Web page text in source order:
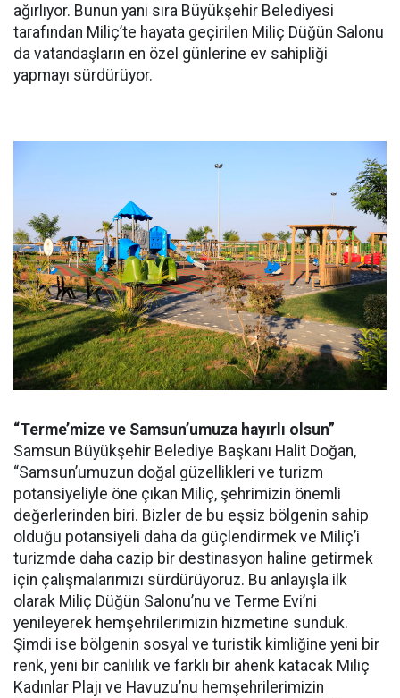
ağırlıyor. Bunun yanı sıra Büyükşehir Belediyesi
tarafından Miliç’te hayata geçirilen Miliç Düğün Salonu
da vatandaşların en özel günlerine ev sahipliği
yapmayı sürdürüyor.
“Terme’mize ve Samsun’umuza hayırlı olsun”
Samsun Büyükşehir Belediye Başkanı Halit Doğan,
“Samsun’umuzun doğal güzellikleri ve turizm
potansiyeliyle öne çıkan Miliç, şehrimizin önemli
değerlerinden biri. Bizler de bu eşsiz bölgenin sahip
olduğu potansiyeli daha da güçlendirmek ve Miliç’i
turizmde daha cazip bir destinasyon haline getirmek
için çalışmalarımızı sürdürüyoruz. Bu anlayışla ilk
olarak Miliç Düğün Salonu’nu ve Terme Evi’ni
yenileyerek hemşehrilerimizin hizmetine sunduk.
Şimdi ise bölgenin sosyal ve turistik kimliğine yeni bir
renk, yeni bir canlılık ve farklı bir ahenk katacak Miliç
Kadınlar Plajı ve Havuzu’nu hemşehrilerimizin